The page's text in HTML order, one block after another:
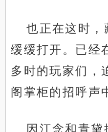
也正在这时，
缓缓打开。已经
多时的玩家们，
阁掌柜的招呼声
因江念和青黛